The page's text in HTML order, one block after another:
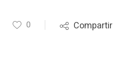
0 Compartir